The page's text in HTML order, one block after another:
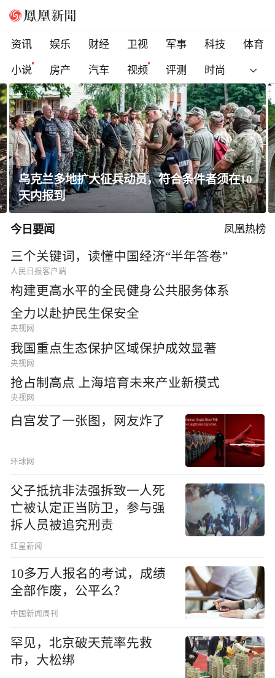
资讯 娱乐 财经 卫视 军事 科技
体育
小说
房产 汽车 视频 评测 时尚
黄土高原窑洞凭啥能冬暖夏凉？老祖宗的智慧
太绝了！
今日要闻 凤凰热榜
三个关键词，读懂中国经济“半年答卷”
人民日报客户端
构建更高水平的全民健身公共服务体系
全力以赴护民生保安全
央视网
我国重点生态保护区域保护成效显著
央视网
抢占制高点 上海培育未来产业新模式
央视网
白宫发了一张图，网友炸了
环球网
父子抵抗非法强拆致一人死
亡被认定正当防卫，参与强
拆人员被追究刑责
红星新闻
10多万人报名的考试，成绩
全部作废，公平么？
中国新闻周刊
罕见，北京破天荒率先救
市，大松绑